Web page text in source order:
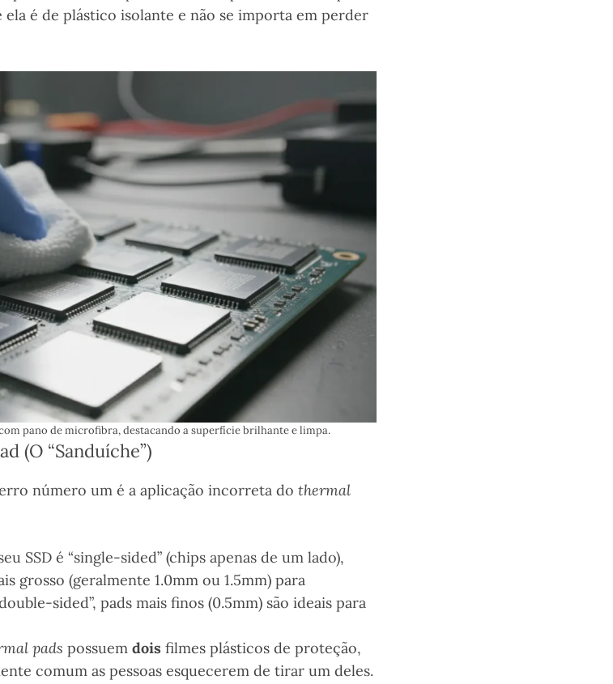
é de plástico isolante e não se importa em perder
pano de microfibra, destacando a superfície brilhante e limpa.
(O “Sanduíche”)
número um é a aplicação incorreta do thermal
SSD é “single-sided” (chips apenas de um lado),
grosso (geralmente 1.0mm ou 1.5mm) para
sided”, pads mais finos (0.5mm) são ideais para
pads possuem dois filmes plásticos de proteção,
comum as pessoas esquecerem de tirar um deles.